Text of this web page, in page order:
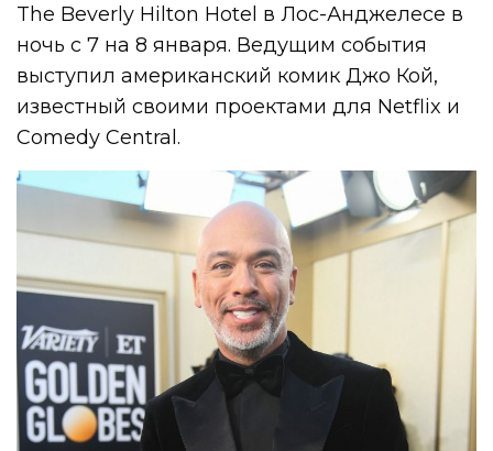
The Beverly Hilton Hotel в Лос-Анджелесе в
ночь с 7 на 8 января. Ведущим события
выступил американский комик Джо Кой,
известный своими проектами для Netflix и
Comedy Central.